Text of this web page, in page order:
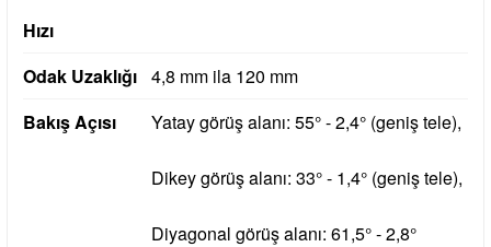
Hızı
Odak Uzaklığı 4,8 mm ila 120 mm
Bakış Açısı
Yatay görüş alanı: 55° - 2,4° (geniş tele),
Dikey görüş alanı: 33° - 1,4° (geniş tele),
Diyagonal görüş alanı: 61,5° - 2,8°